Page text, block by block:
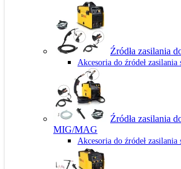
Źródła zasilania
Akcesoria do źródeł
Źródła zasilania
MIG/MAG
Akcesoria do źródeł